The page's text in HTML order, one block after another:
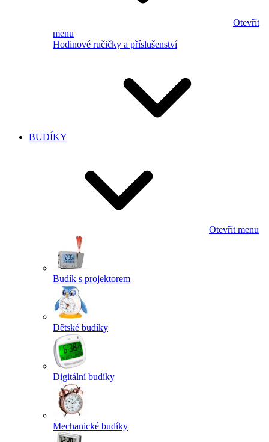
Otevřít
menu
Hodinové ručičky a příslušenství
BUDÍKY
Otevřít menu
Budík s projektorem
Dětské budíky
Digitální budíky
Mechanické budíky